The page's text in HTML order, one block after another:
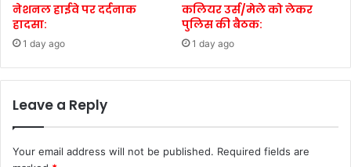
नेशनल हाईवे पर दर्दनाक
हादसा:
1 day ago
कलियर उर्स/मेले को लेकर
पुलिस की बैठक:
1 day ago
Leave a Reply
Your email address will not be published. Required fields are